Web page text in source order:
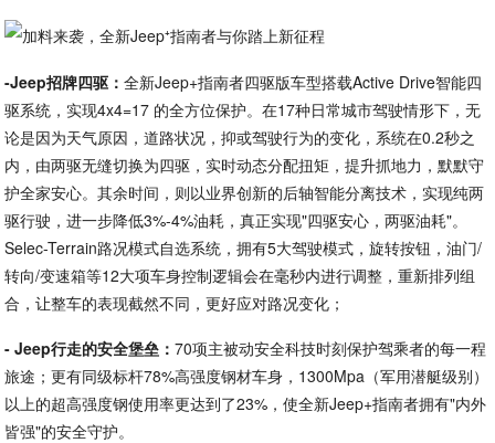
-Jeep招牌四驱：全新Jeep+指南者四驱版车型搭载Active Drive智能四
驱系统，实现4x4=17 的全方位保护。在17种日常城市驾驶情形下，无
论是因为天气原因，道路状况，抑或驾驶行为的变化，系统在0.2秒之
内，由两驱无缝切换为四驱，实时动态分配扭矩，提升抓地力，默默守
护全家安心。其余时间，则以业界创新的后轴智能分离技术，实现纯两
驱行驶，进一步降低3%-4%油耗，真正实现"四驱安心，两驱油耗"。
Selec-Terrain路况模式自选系统，拥有5大驾驶模式，旋转按钮，油门/
转向/变速箱等12大项车身控制逻辑会在毫秒内进行调整，重新排列组
合，让整车的表现截然不同，更好应对路况变化；
- Jeep行走的安全堡垒：70项主被动安全科技时刻保护驾乘者的每一程
旅途；更有同级标杆78%高强度钢材车身，1300Mpa（军用潜艇级别）
以上的超高强度钢使用率更达到了23%，使全新Jeep+指南者拥有"内外
皆强"的安全守护。